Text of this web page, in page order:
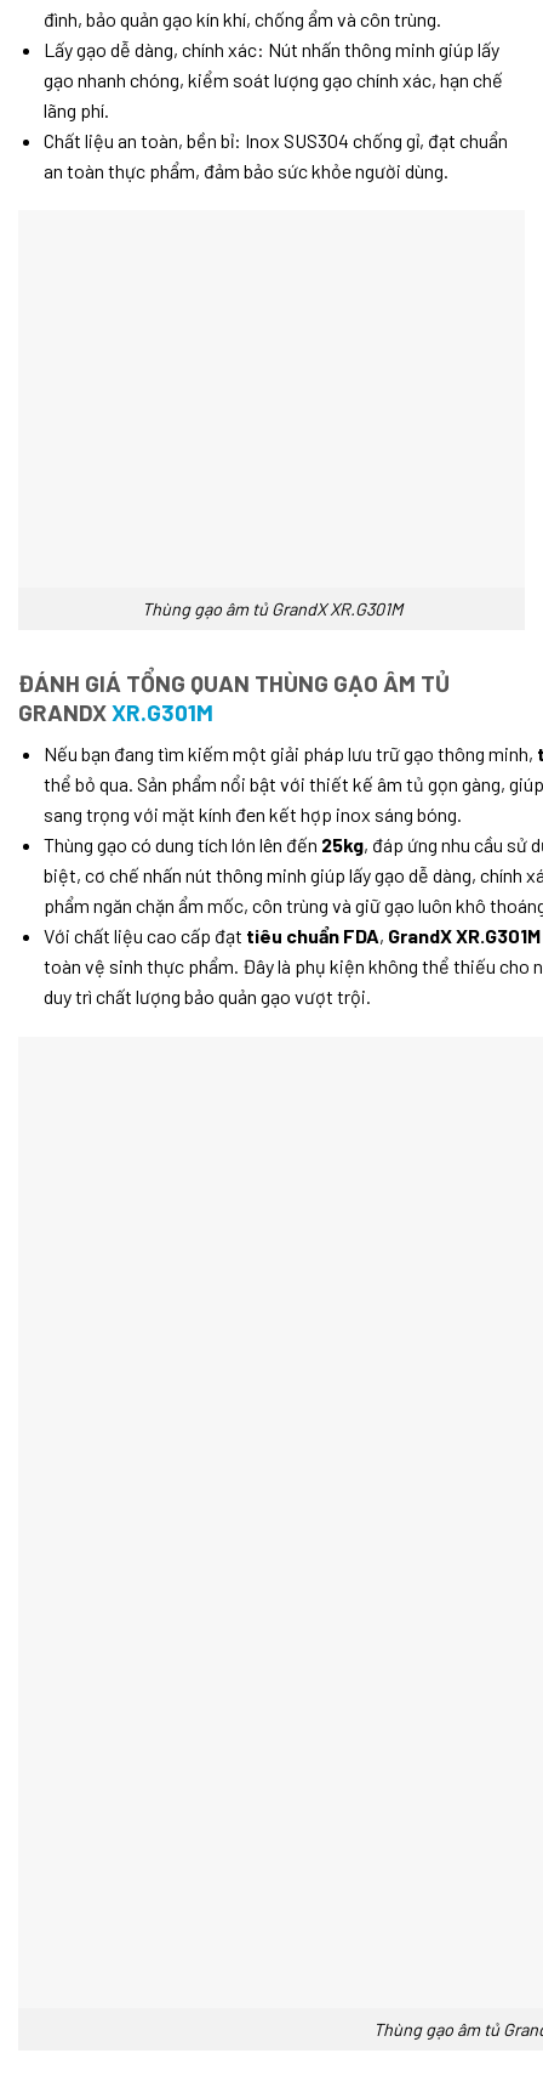
đình, bảo quản gạo kín khí, chống ẩm và côn trùng.
Lấy gạo dễ dàng, chính xác: Nút nhấn thông minh giúp lấy
gạo nhanh chóng, kiểm soát lượng gạo chính xác, hạn chế
lãng phí.
Chất liệu an toàn, bền bỉ: Inox SUS304 chống gỉ, đạt chuẩn
an toàn thực phẩm, đảm bảo sức khỏe người dùng.
Thùng gạo âm tủ GrandX XR.G301M
ĐÁNH GIÁ TỔNG QUAN THÙNG GẠO ÂM TỦ
GRANDXXR.G301M
Nếu bạn đang tìm kiếm một giải pháp lưu trữ gạo thông minh,
thể bỏ qua. Sản phẩm nổi bật với thiết kế âm tủ gọn gàng,
sang trọng với mặt kính đen kết hợp inox sáng bóng.
Thùng gạo có dung tích lớn lên đến 25kg, đáp ứng nhu cầu sử
biệt, cơ chế nhấn nút thông minh giúp lấy gạo dễ dàng, chính
phẩm ngăn chặn ẩm mốc, côn trùng và giữ gạo luôn khô
Với chất liệu cao cấp đạt tiêu chuẩn FDA, GrandX XR.G301M
toàn vệ sinh thực phẩm. Đây là phụ kiện không thể thiếu cho
duy trì chất lượng bảo quản gạo vượt trội.
Thùng gạo âm tủ